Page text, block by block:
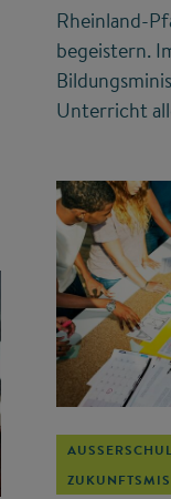
Rheinland-
begeistern.
Unterricht